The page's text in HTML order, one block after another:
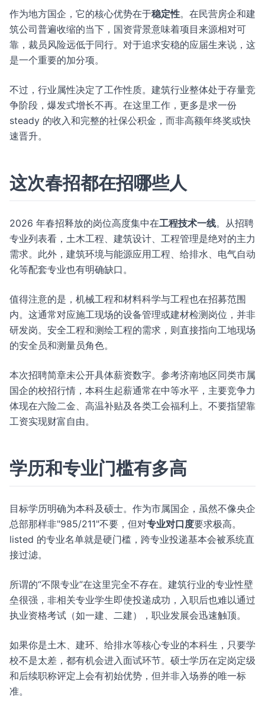
作为地方国企，它的核心优势在于稳定性。在民营房企和建
筑公司普遍收缩的当下，国资背景意味着项目来源相对可
靠，裁员风险远低于同行。对于追求安稳的应届生来说，这
是一个重要的加分项。
不过，行业属性决定了工作性质。建筑行业整体处于存量竞
争阶段，爆发式增长不再。在这里工作，更多是求一份
steady 的收入和完整的社保公积金，而非高额年终奖或快
速晋升。
这次春招都在招哪些人
2026 年春招释放的岗位高度集中在工程技术一线。从招聘
专业列表看，土木工程、建筑设计、工程管理是绝对的主力
需求。此外，建筑环境与能源应用工程、给排水、电气自动
化等配套专业也有明确缺口。
值得注意的是，机械工程和材料科学与工程也在招募范围
内。这通常对应施工现场的设备管理或建材检测岗位，并非
研发岗。安全工程和测绘工程的需求，则直接指向工地现场
的安全员和测量员角色。
本次招聘简章未公开具体薪资数字。参考济南地区同类市属
国企的校招行情，本科生起薪通常在中等水平，主要竞争力
体现在六险二金、高温补贴及各类工会福利上。不要指望靠
工资实现财富自由。
学历和专业门槛有多高
目标学历明确为本科及硕士。作为市属国企，虽然不像央企
总部那样非"985/211"不要，但对专业对口度要求极高。
listed 的专业名单就是硬门槛，跨专业投递基本会被系统直
接过滤。
所谓的“不限专业”在这里完全不存在。建筑行业的专业性壁
垒很强，非相关专业学生即使投递成功，入职后也难以通过
执业资格考试（如一建、二建），职业发展会迅速触顶。
如果你是土木、建环、给排水等核心专业的本科生，只要学
校不是太差，都有机会进入面试环节。硕士学历在定岗定级
和后续职称评定上会有初始优势，但并非入场券的唯一标
准。